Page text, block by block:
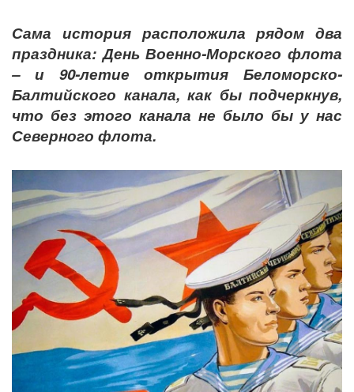
Сама история расположила рядом два
праздника: День Военно-Морского флота
– и 90-летие открытия Беломорско-
Балтийского канала, как бы подчеркнув,
что без этого канала не было бы у нас
Северного флота.